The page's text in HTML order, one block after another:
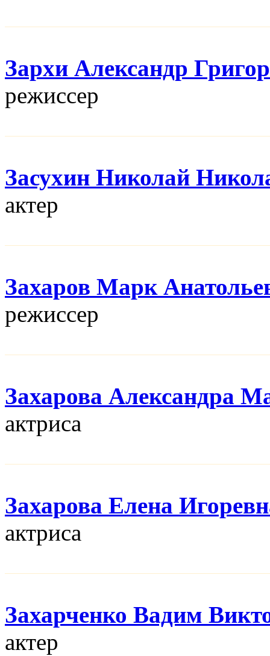
Зархи Александр
режисcер
Засухин Николай
актер
Захаров Марк
режисcер
Захарова Александра
актриса
Захарова Елена
актриса
Захарченко Вадим
актер